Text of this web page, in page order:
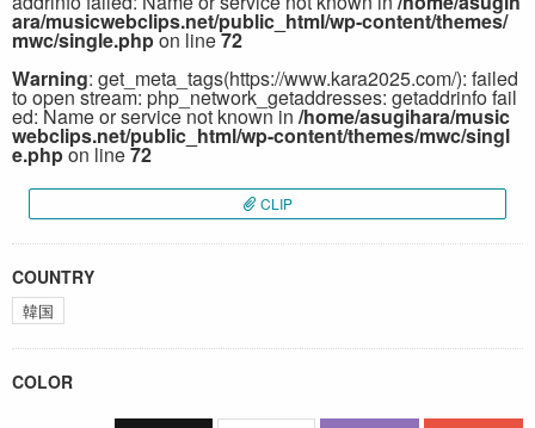
ara/musicwebclips.net/public_html/wp-content/themes/
mwc/single.phpon line72
Warning: get_meta_tags(https://www.kara2025.com/): failed
to open stream: php_network_getaddresses: getaddrinfo fail
ed: Name or service not known in /home/asugihara/music
webclips.net/public_html/wp-content/themes/mwc/singl
e.phpon line72
CLIP
COUNTRY
韓国
COLOR